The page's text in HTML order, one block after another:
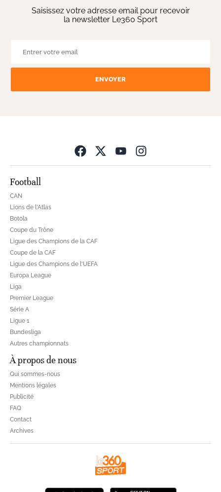
Saisissez votre adresse email pour recevoir
la newsletter Le360 Sport
ENVOYER
Football
CAN
Lions de l'Atlas
Botola
Coupe du Trône
Ligue des Champions de la CAF
Coupe de la CAF
Ligue des Champions de l'UEFA
Europa League
Liga
Premier League
Série A
Ligue 1
Bundesliga
Autres championnats
À propos de nous
Qui sommes-nous
Mentions légales
Publicité
FAQ
Contact
Archives